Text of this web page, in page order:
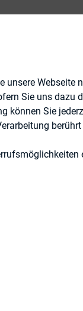
&
die
Webseite
Sie uns dazu
können Sie
berührt